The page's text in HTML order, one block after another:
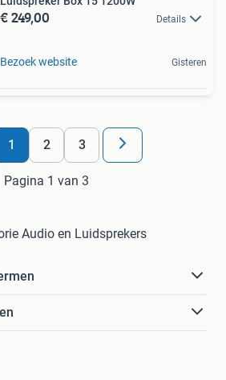
€ 249,00 Details
Bezoek website Gisteren
1 2 3
Pagina 1 van 3
Audio en Luidsprekers